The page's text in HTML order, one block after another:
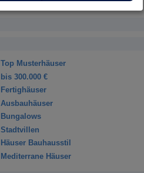
Top Musterhäuser
bis 300.000 €
Fertighäuser
Ausbauhäuser
Bungalows
Stadtvillen
Häuser Bauhausstil
Mediterrane Häuser